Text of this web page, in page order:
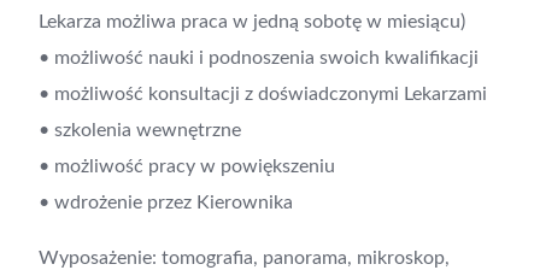
Lekarza możliwa praca w jedną sobotę w miesiącu)
• możliwość nauki i podnoszenia swoich kwalifikacji
• możliwość konsultacji z doświadczonymi Lekarzami
• szkolenia wewnętrzne
• możliwość pracy w powiększeniu
• wdrożenie przez Kierownika
Wyposażenie: tomografia, panorama, mikroskop,